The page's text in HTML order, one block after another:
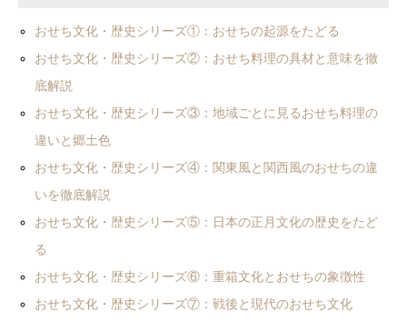
おせち文化・歴史シリーズ①：おせちの起源をたどる
おせち文化・歴史シリーズ②：おせち料理の具材と意味を徹
底解説
おせち文化・歴史シリーズ③：地域ごとに見るおせち料理の
違いと郷土色
おせち文化・歴史シリーズ④：関東風と関西風のおせちの違
いを徹底解説
おせち文化・歴史シリーズ⑤：日本の正月文化の歴史をたど
る
おせち文化・歴史シリーズ⑥：重箱文化とおせちの象徴性
おせち文化・歴史シリーズ⑦：戦後と現代のおせち文化